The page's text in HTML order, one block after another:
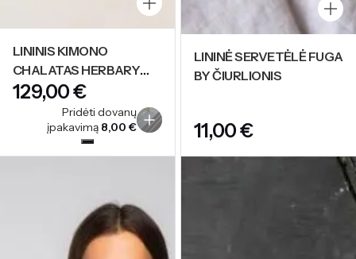
LININIS KIMONO
CHALATAS HERBARY
WHITE
€
Pridėti dovanų
įpakavimą 8,00 €
LININĖ SERVETĖLĖ FUGA
BY ČIURLIONIS
€